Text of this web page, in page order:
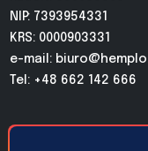
NIP: 7393954331
KRS: 0000903331
e-mail:
Tel: +48 662 142 666